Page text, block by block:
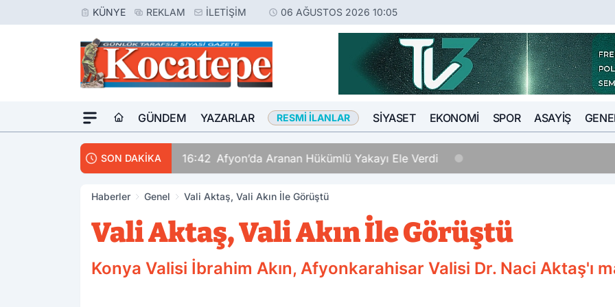
KÜNYE REKLAM İLETIŞIM 06 AĞUSTOS 2026 10:05
GÜNDEM YAZARLAR RESMI İLANLAR SIYASET EKONOMI SPOR ASAYIŞ
SON DAKİKA 16:42 Afyon’da Aranan Hükümlü Yakayı Ele Verdi
Haberler Genel Vali Aktaş, Vali Akın İle Görüştü
Vali Aktaş, Vali Akın İle Görüştü
Konya Valisi İbrahim Akın, Afyonkarahisar Valisi Dr. Naci Aktaş'ı